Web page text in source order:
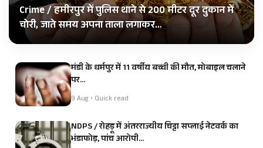
Crime / हमीरपुर में पुलिस थाने से 200 मीटर दूर दुकान में
चोरी, जाते समय अपना ताला लगाकर…
मंडी के धर्मपुर में 11 वर्षीय बच्ची की मौत, मोबाइल चलाने
पर…
9 Aug • Quick read
NDPS / रोहड़ू में अंतरराज्यीय चिट्टा सप्लाई नेटवर्क का
भंडाफोड़, पांच आरोपी…